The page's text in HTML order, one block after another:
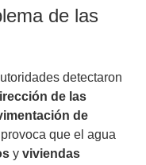
de las
detectaron
de las
de
que el agua
y viviendas